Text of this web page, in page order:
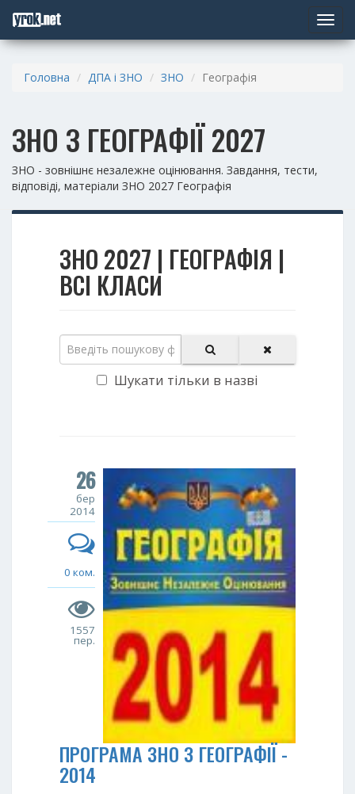
Toggle
Головна ДПА і ЗНО ЗНО Географія
ЗНО З ГЕОГРАФІЇ 2027
ЗНО - зовнішнє незалежне оцінювання. Завдання, тести,
відповіді, матеріали ЗНО 2027 Географія
ЗНО 2027 | ГЕОГРАФІЯ |
ВСІ КЛАСИ
Шукати тільки в назві
26
бер
2014
0 ком.
1557
пер.
ПРОГРАМА ЗНО З ГЕОГРАФІЇ -
2014